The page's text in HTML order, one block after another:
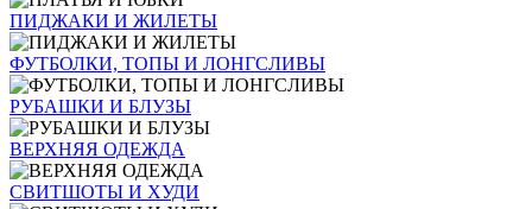
ПИДЖАКИ И ЖИЛЕТЫ
ФУТБОЛКИ, ТОПЫ И ЛОНГСЛИВЫ
РУБАШКИ И БЛУЗЫ
ВЕРХНЯЯ ОДЕЖДА
СВИТШОТЫ И ХУДИ